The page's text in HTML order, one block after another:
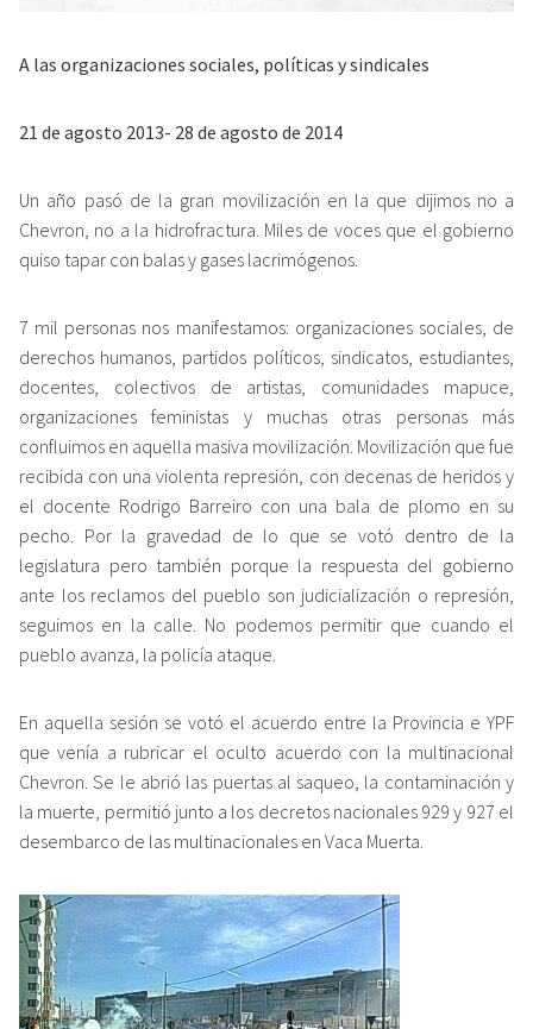
A las organizaciones sociales, políticas y sindicales
21 de agosto 2013- 28 de agosto de 2014
Un año pasó de la gran movilización en la que dijimos no a
Chevron, no a la hidrofractura. Miles de voces que el gobierno
quiso tapar con balas y gases lacrimógenos.
7 mil personas nos manifestamos: organizaciones sociales, de
derechos humanos, partidos políticos, sindicatos, estudiantes,
docentes, colectivos de artistas, comunidades mapuce,
organizaciones feministas y muchas otras personas más
confluimos en aquella masiva movilización. Movilización que fue
recibida con una violenta represión, con decenas de heridos y
el docente Rodrigo Barreiro con una bala de plomo en su
pecho. Por la gravedad de lo que se votó dentro de la
legislatura pero también porque la respuesta del gobierno
ante los reclamos del pueblo son judicialización o represión,
seguimos en la calle. No podemos permitir que cuando el
pueblo avanza, la policía ataque.
En aquella sesión se votó el acuerdo entre la Provincia e YPF
que venía a rubricar el oculto acuerdo con la multinacional
Chevron. Se le abrió las puertas al saqueo, la contaminación y
la muerte, permitió junto a los decretos nacionales 929 y 927 el
desembarco de las multinacionales en Vaca Muerta.